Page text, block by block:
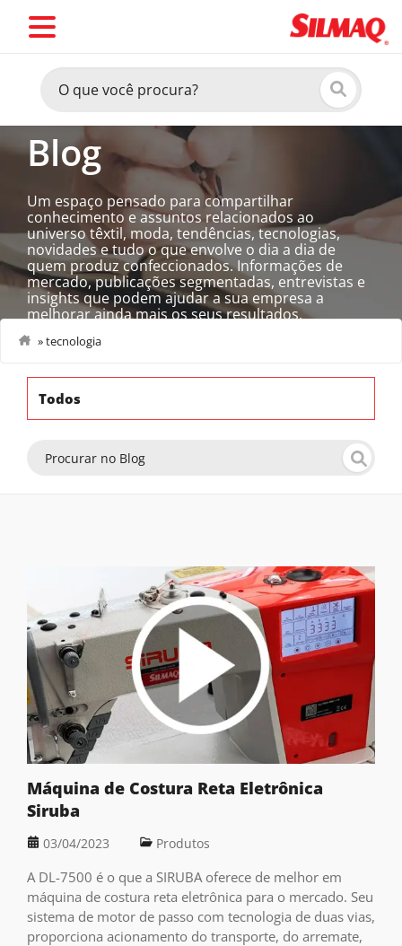
Blog
Um espaço pensado para compartilhar
conhecimento e assuntos relacionados ao
universo têxtil, moda, tendências, tecnologias,
novidades e tudo o que envolve o dia a dia de
quem produz confeccionados. Informações de
mercado, publicações segmentadas, entrevistas e
insights que podem ajudar a sua empresa a
melhorar ainda mais os seus resultados.
»tecnologia
Todos
Máquina de Costura Reta Eletrônica
Siruba
03/04/2023 Produtos
A DL-7500 é o que a SIRUBA oferece de melhor em
máquina de costura reta eletrônica para o mercado. Seu
sistema de motor de passo com tecnologia de duas vias,
proporciona acionamento do transporte, do arremate,